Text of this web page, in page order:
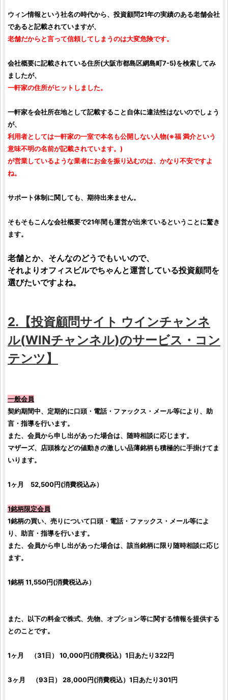
ウィン情報という社名の時代から、 投資顧問21年の実績のある老舗会社
であると記載されていますが、
老舗だからと言って信頼してしまうのは大変危険です。
会社概要に記載されている住所(大阪市都島区網島町7-5)を検索してみ
ましたが、
一軒家の住所がヒットしました。
一軒家を会社所在地として記載すること自体に違法性はないのでしょう
が、
利用者としては一軒家の一室で本名も公開しない人物(※福 満介という
意味不明の名前が記載されています。)
が営業しているような業者にお金を振り込むのは、かなり不安ですよ
ね。
サポート体制に関しても、期待出来ません。
そもそもこんな会社概要で21年間も運営が出来ているということに驚き
ます。
老舗とか、そんなのどうでもいいので、
それよりオフィスビルでちゃんと運営している投資顧問を
選びたいですよね。
2.【投資顧問サイト ウインチャンネ
ル(WINチャンネル)のサービス・コン
テンツ】
一般会員
契約期間中、定期的に口頭・電話・ファックス・メール等により、助
言・指導を行います。
また、会員から申し出があった場合は、随時相談に応じます。
マザーズ、店頭株などの値動きの激しい品薄銘柄も積極的に手掛けてま
いります。
1ヶ月 52,500円(消費税込み）
1銘柄限定会員
1銘柄の買い、売りについて口頭・電話・ファックス・メール等によ
り、助言・指導を行います。
また、会員から申し出があった場合は、該当銘柄に限り随時相談に応じ
ます。
1銘柄11,550円(消費税込み）
また、以下の料金で株式、先物、オプション等に関する情報を提供する
とのことです。
1ヶ月 （31日） 10,000円(消費税込）1日あたり322円
3ヶ月 （93日） 28,000円(消費税込）1日あたり301円